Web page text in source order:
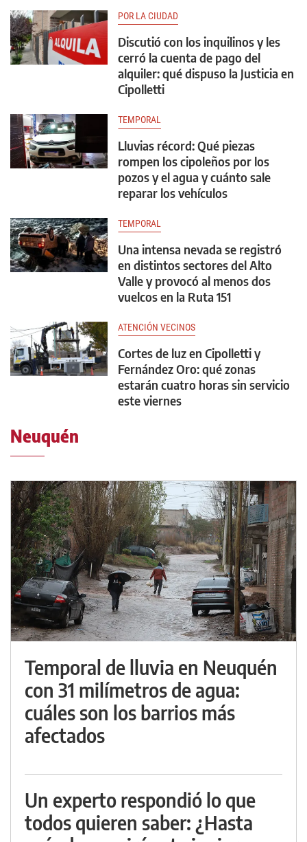
POR LA CIUDAD
Discutió con los inquilinos y les
cerró la cuenta de pago del
alquiler: qué dispuso la Justicia en
Cipolletti
TEMPORAL
Lluvias récord: Qué piezas
rompen los cipoleños por los
pozos y el agua y cuánto sale
reparar los vehículos
TEMPORAL
Una intensa nevada se registró
en distintos sectores del Alto
Valle y provocó al menos dos
vuelcos en la Ruta 151
ATENCIÓN VECINOS
Cortes de luz en Cipolletti y
Fernández Oro: qué zonas
estarán cuatro horas sin servicio
este viernes
Neuquén
Temporal de lluvia en Neuquén
con 31 milímetros de agua:
cuáles son los barrios más
afectados
Un experto respondió lo que
todos quieren saber: ¿Hasta